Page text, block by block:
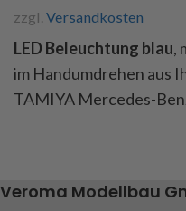
zzgl. Versandkosten
LED Beleuchtung blau,
im Handumdrehen aus
TAMIYA Mercedes-
Licht erstrahlen. Die 10
Veroma Modellbau